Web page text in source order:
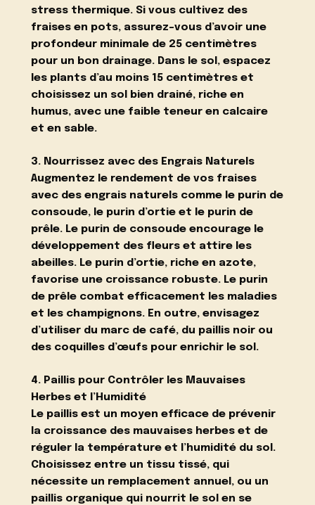
stress thermique. Si vous cultivez des
fraises en pots, assurez-vous d’avoir une
profondeur minimale de 25 centimètres
pour un bon drainage. Dans le sol, espacez
les plants d’au moins 15 centimètres et
choisissez un sol bien drainé, riche en
humus, avec une faible teneur en calcaire
et en sable.
3. Nourrissez avec des Engrais Naturels
Augmentez le rendement de vos fraises
avec des engrais naturels comme le purin de
consoude, le purin d’ortie et le purin de
prêle. Le purin de consoude encourage le
développement des fleurs et attire les
abeilles. Le purin d’ortie, riche en azote,
favorise une croissance robuste. Le purin
de prêle combat efficacement les maladies
et les champignons. En outre, envisagez
d’utiliser du marc de café, du paillis noir ou
des coquilles d’œufs pour enrichir le sol.
4. Paillis pour Contrôler les Mauvaises
Herbes et l’Humidité
Le paillis est un moyen efficace de prévenir
la croissance des mauvaises herbes et de
réguler la température et l’humidité du sol.
Choisissez entre un tissu tissé, qui
nécessite un remplacement annuel, ou un
paillis organique qui nourrit le sol en se